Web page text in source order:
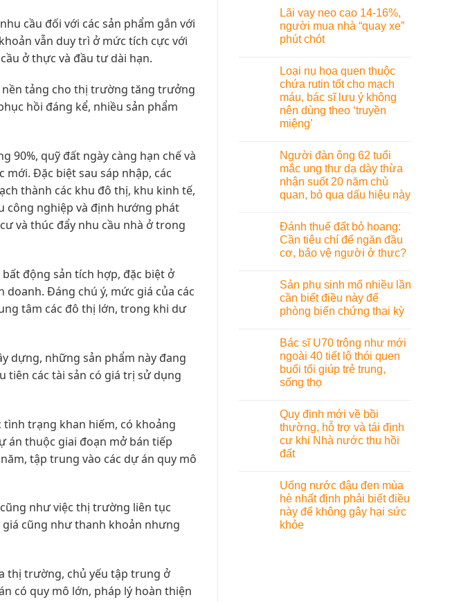
cầu đối với các sản phẩm gắn với
vẫn duy trì ở mức tích cực với
ở thực và đầu tư dài hạn.
nền tảng cho thị trường tăng trưởng
hồi đáng kể, nhiều sản phẩm
90%, quỹ đất ngày càng hạn chế và
Đặc biệt sau sáp nhập, các
thành các khu đô thị, khu kinh tế,
công nghiệp và định hướng phát
và thúc đẩy nhu cầu nhà ở trong
động sản tích hợp, đặc biệt ở
Đáng chú ý, mức giá của các
tâm các đô thị lớn, trong khi dư
dựng, những sản phẩm này đang
các tài sản có giá trị sử dụng
trạng khan hiếm, có khoảng
án thuộc giai đoạn mở bán tiếp
tập trung vào các dự án quy mô
như việc thị trường liên tục
cũng như thanh khoản nhưng
thị trường, chủ yếu tập trung ở
có quy mô lớn, pháp lý hoàn thiện
Lãi vay neo cao 14-16%,
người mua nhà “quay xe”
phút chót
Loại nụ hoa quen thuộc
chứa rutin tốt cho mạch
máu, bác sĩ lưu ý không
nên dùng theo ‘truyền
miệng’
Người đàn ông 62 tuổi
mắc ung thư dạ dày thừa
nhận suốt 20 năm chủ
quan, bỏ qua dấu hiệu này
Đánh thuế đất bỏ hoang:
Cần tiêu chí để ngăn đầu
cơ, bảo vệ người ở thực?
Sản phụ sinh mổ nhiều lần
cần biết điều này để
phòng biến chứng thai kỳ
Bác sĩ U70 trông như mới
ngoài 40 tiết lộ thói quen
buổi tối giúp trẻ trung,
sống thọ
Quy định mới về bồi
thường, hỗ trợ và tái định
cư khi Nhà nước thu hồi
đất
Uống nước đậu đen mùa
hè nhất định phải biết điều
này để không gây hại sức
khỏe